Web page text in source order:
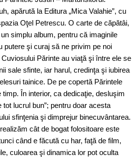
apărută la Editura „Mica Valahie”, cu
Oţel Petrescu. O carte de căpătâi,
simplu album, pentru că imaginile
putere şi curaj să ne privim pe noi
Părinte au viaţă şi între ele se
sale sfinte, iar harul, credinţa şi iubirea
tainice. De pe copertă Părintele
În interior, ca dedicaţie, desluşim
lucrul bun”; pentru doar acesta
sfinţenia şi dimprejur binecuvântarea.
cât de bogat folositoare este
când e făcută cu har, faţă de film,
culoarea şi dinamica lor pot oculta